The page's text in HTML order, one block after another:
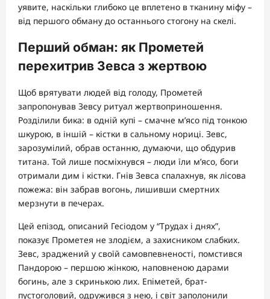
уявите, наскільки глибоко це вплетено в тканину міфу –
від першого обману до останнього стогону на скелі.
Перший обман: як Прометей
перехитрив Зевса з жертвою
Щоб врятувати людей від голоду, Прометей
запропонував Зевсу ритуал жертвоприношення.
Розділили бика: в одній купі – смачне м’ясо під тонкою
шкурою, в іншій – кістки в сальному нориці. Зевс,
зарозумілий, обрав останню, думаючи, що обдурив
титана. Той лише посміхнувся – люди їли м’ясо, боги
отримали дим і кістки. Гнів Зевса спалахнув, як лісова
пожежа: він забрав вогонь, лишивши смертних
мерзнути в печерах.
Цей епізод, описаний Гесіодом у “Трудах і днях”,
показує Прометея не злодієм, а захисником слабких.
Зевс, зраджений у своїй самовпевненості, помстився
Пандорою – першою жінкою, наповненою дарами
богинь, але з скринькою лих. Епіметей, брат-
пустоголовий, одружився з нею, і світ заполонили